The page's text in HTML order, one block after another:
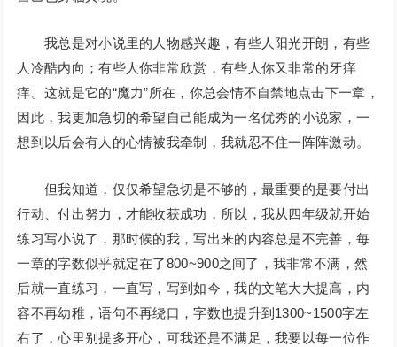
我总是对小说里的人物感兴趣，有些人阳光开朗，有些
人冷酷内向；有些人你非常欣赏，有些人你又非常的牙痒
痒。这就是它的“魔力”所在，你总会情不自禁地点击下一章，
因此，我更加急切的希望自己能成为一名优秀的小说家，一
想到以后会有人的心情被我牵制，我就忍不住一阵阵激动。
但我知道，仅仅希望急切是不够的，最重要的是要付出
行动、付出努力，才能收获成功，所以，我从四年级就开始
练习写小说了，那时候的我，写出来的内容总是不完善，每
一章的字数似乎就定在了800~900之间了，我非常不满，然
后就一直练习，一直写，写到如今，我的文笔大大提高，内
容不再幼稚，语句不再绕口，字数也提升到1300~1500字左
右了，心里别提多开心，可我还是不满足，我要以每一位作